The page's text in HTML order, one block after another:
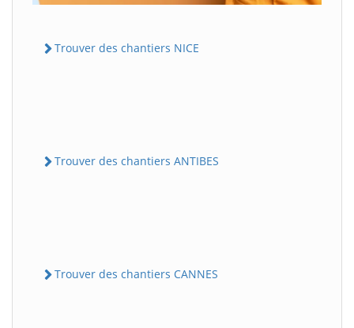
Trouver des chantiers NICE
Trouver des chantiers ANTIBES
Trouver des chantiers CANNES